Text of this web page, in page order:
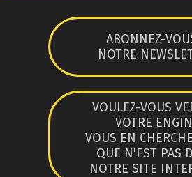
ABONNEZ-
NOTRE
VOULEZ-VOUS
VOTRE
VOUS EN
QUE N'EST PAS
NOTRE SITE